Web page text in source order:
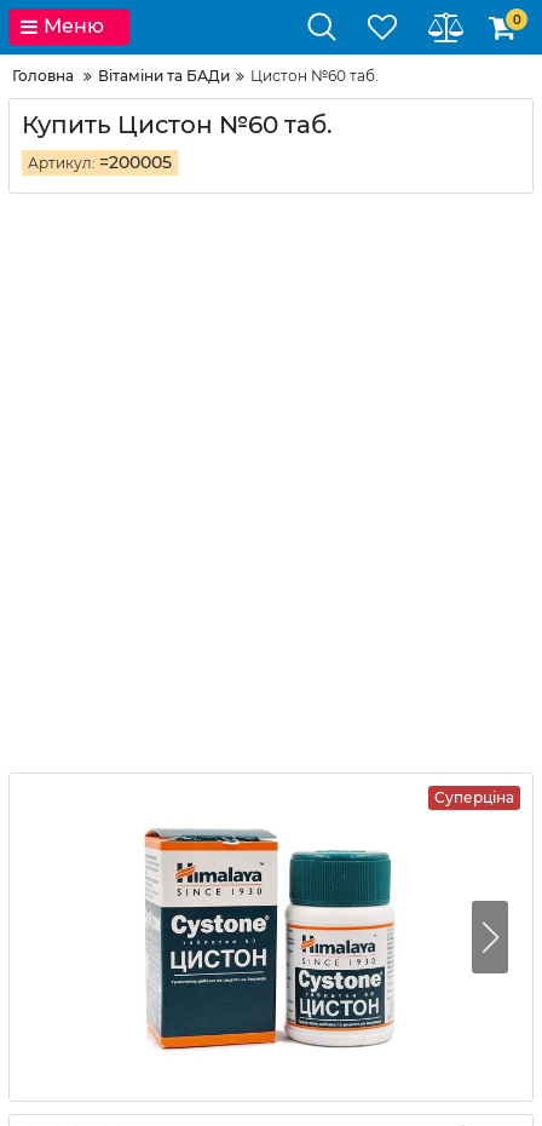
Меню 0
Головна Вітаміни та БАДи Цистон №60 таб.
Купить Цистон №60 таб.
Артикул: =200005
Суперціна